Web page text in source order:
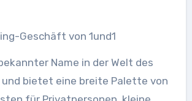
Geschäft von 1und1
Name in der Welt des
bietet eine breite Palette von